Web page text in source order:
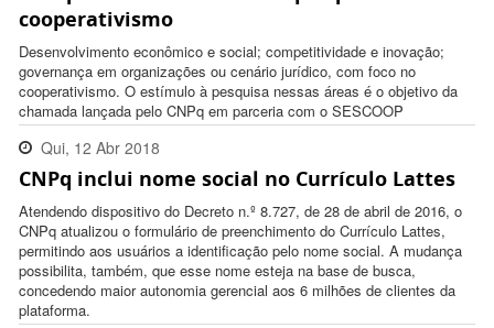
cooperativismo
Desenvolvimento econômico e social; competitividade e inovação;
governança em organizações ou cenário jurídico, com foco no
cooperativismo. O estímulo à pesquisa nessas áreas é o objetivo da
chamada lançada pelo CNPq em parceria com o SESCOOP
Qui, 12 Abr 2018
18:01:00 -0300
CNPq inclui nome social no Currículo Lattes
Atendendo dispositivo do Decreto n.º 8.727, de 28 de abril de 2016, o
CNPq atualizou o formulário de preenchimento do Currículo Lattes,
permitindo aos usuários a identificação pelo nome social. A mudança
possibilita, também, que esse nome esteja na base de busca,
concedendo maior autonomia gerencial aos 6 milhões de clientes da
plataforma.